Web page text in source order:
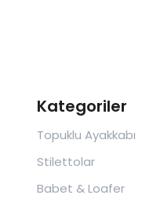
Kategoriler
Topuklu Ayakkabı
Stilettolar
Babet & Loafer